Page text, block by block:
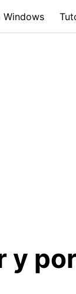
Windows
y